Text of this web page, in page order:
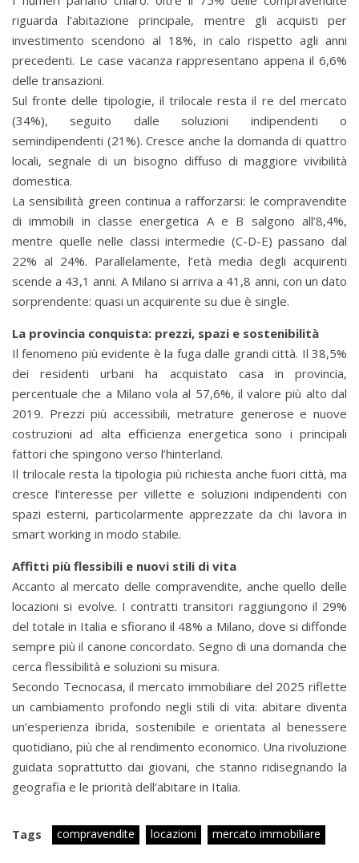
riguarda l’abitazione principale, mentre gli acquisti per
investimento scendono al 18%, in calo rispetto agli anni
precedenti. Le case vacanza rappresentano appena il 6,6%
delle transazioni.
Sul fronte delle tipologie, il trilocale resta il re del mercato
(34%), seguito dalle soluzioni indipendenti o
semindipendenti (21%). Cresce anche la domanda di quattro
locali, segnale di un bisogno diffuso di maggiore vivibilità
domestica.
La sensibilità green continua a rafforzarsi: le compravendite
di immobili in classe energetica A e B salgono all’8,4%,
mentre quelle nelle classi intermedie (C-D-E) passano dal
22% al 24%. Parallelamente, l’età media degli acquirenti
scende a 43,1 anni. A Milano si arriva a 41,8 anni, con un dato
sorprendente: quasi un acquirente su due è single.
La provincia conquista: prezzi, spazi e sostenibilità
Il fenomeno più evidente è la fuga dalle grandi città. Il 38,5%
dei residenti urbani ha acquistato casa in provincia,
percentuale che a Milano vola al 57,6%, il valore più alto dal
2019. Prezzi più accessibili, metrature generose e nuove
costruzioni ad alta efficienza energetica sono i principali
fattori che spingono verso l’hinterland.
Il trilocale resta la tipologia più richiesta anche fuori città, ma
cresce l’interesse per villette e soluzioni indipendenti con
spazi esterni, particolarmente apprezzate da chi lavora in
smart working in modo stabile.
Affitti più flessibili e nuovi stili di vita
Accanto al mercato delle compravendite, anche quello delle
locazioni si evolve. I contratti transitori raggiungono il 29%
del totale in Italia e sfiorano il 48% a Milano, dove si diffonde
sempre più il canone concordato. Segno di una domanda che
cerca flessibilità e soluzioni su misura.
Secondo Tecnocasa, il mercato immobiliare del 2025 riflette
un cambiamento profondo negli stili di vita: abitare diventa
un’esperienza ibrida, sostenibile e orientata al benessere
quotidiano, più che al rendimento economico. Una rivoluzione
guidata soprattutto dai giovani, che stanno ridisegnando la
geografia e le priorità dell’abitare in Italia.
Tags compravendite locazioni mercato immobiliare